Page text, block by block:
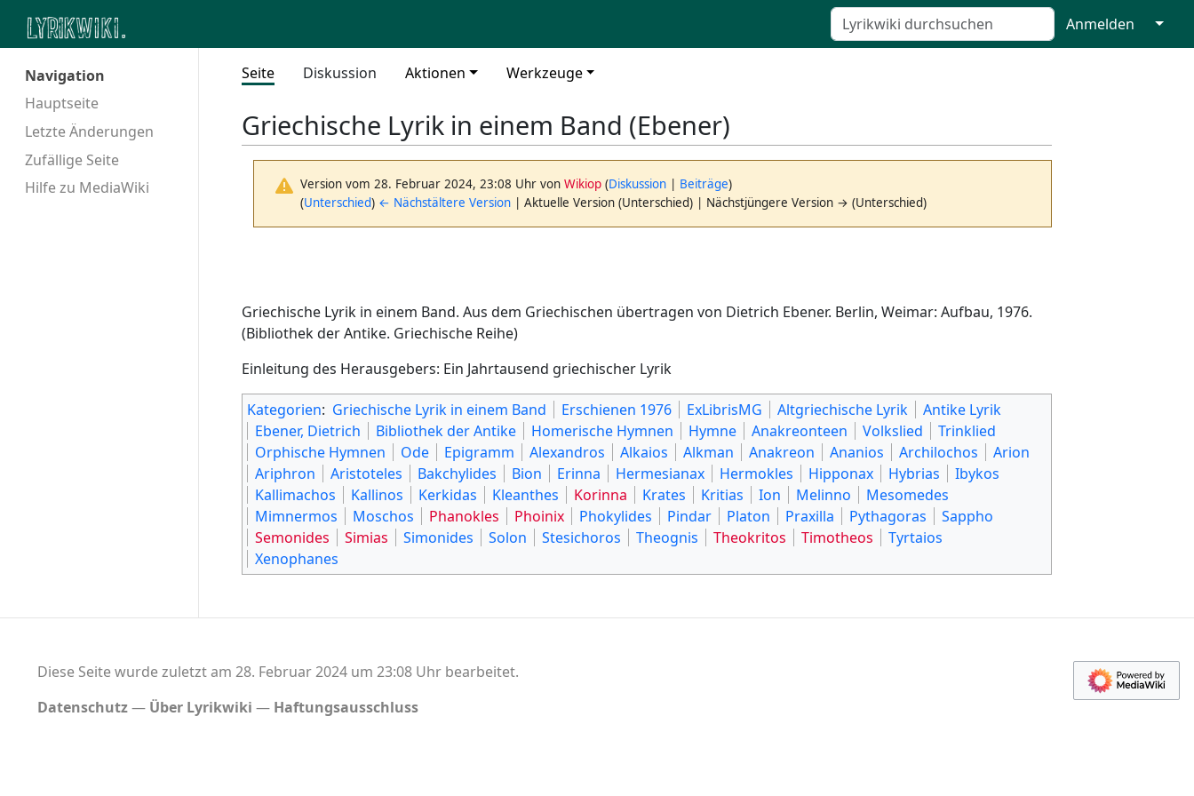
Anmelden ↓
Navigation
Hauptseite
Letzte Änderungen
Zufällige Seite
Hilfe zu MediaWiki
Seite Diskussion Aktionen Werkzeuge
Griechische Lyrik in einem Band (Ebener)
Version vom 28. Februar 2024, 23:08 Uhr vonWikiop (Diskussion | Beiträge)
(Unterschied) ← Nächstältere Version | Aktuelle Version (Unterschied) | Nächstjüngere Version → (Unterschied)
Griechische Lyrik in einem Band. Aus dem Griechischen übertragen von Dietrich Ebener. Berlin, Weimar: Aufbau, 1976.
(Bibliothek der Antike. Griechische Reihe)
Einleitung des Herausgebers: Ein Jahrtausend griechischer Lyrik
Kategorien: Griechische Lyrik in einem Band Erschienen 1976 ExLibrisMG Altgriechische Lyrik
Antike Lyrik
Ebener, Dietrich
Bibliothek der Antike Homerische Hymnen Hymne Anakreonteen Volkslied
Trinklied
Orphische Hymnen
Ode Epigramm Alexandros Alkaios Alkman Anakreon Ananios Archilochos
Arion
Ariphron
Aristoteles Bakchylides Bion Erinna Hermesianax Hermokles Hipponax Hybrias
Ibykos
Kallimachos
Kallinos Kerkidas Kleanthes Korinna Krates Kritias Ion Melinno
Mesomedes
Mimnermos
Moschos Phanokles Phoinix Phokylides Pindar Platon Praxilla Pythagoras
Sappho
Semonides
Simias Simonides Solon Stesichoros Theognis Theokritos Timotheos
Tyrtaios
Xenophanes
Diese Seite wurde zuletzt am 28. Februar 2024 um 23:08 Uhr bearbeitet.
Datenschutz
Über Lyrikwiki Haftungsausschluss